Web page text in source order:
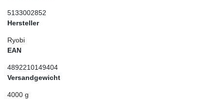
5133002852
Hersteller
Ryobi
EAN
4892210149404
Versandgewicht
4000 g